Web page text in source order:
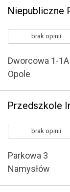
Niepubliczne
brak opinii
Dworcowa 1-1A
Opole
Przedszkole
brak opinii
Parkowa 3
Namysłów